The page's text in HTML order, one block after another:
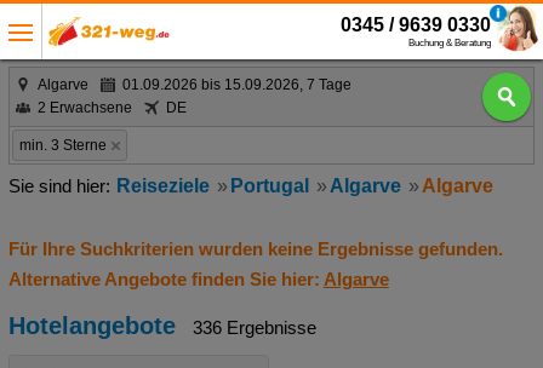
0345 / 9639 0330
Buchung & Beratung
Algarve
01.09.2026 bis 15.09.2026, 7 Tage
2 Erwachsene
DE
min. 3 Sterne
Reiseziele Portugal Algarve Algarve
Für Ihre Suchkriterien wurden keine Ergebnisse gefunden.
Alternative Angebote finden Sie hier: Algarve
Hotelangebote 336 Ergebnisse